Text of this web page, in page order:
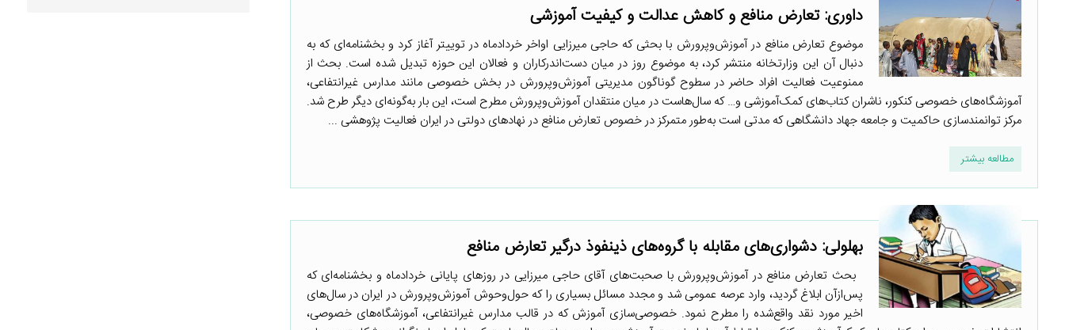
داوری: تعارض منافع و کاهش عدالت و کیفیت آموزشی
موضوع تعارض منافع در آموزش‌وپرورش با بحثی که حاجی میرزایی اواخر خردادماه در توییتر آغاز کرد و بخشنامه‌ای که به
دنبال آن این وزارتخانه منتشر کرد، به موضوع روز در میان دست‌اندرکاران و فعالان این حوزه تبدیل شده است. بحث از
ممنوعیت فعالیت افراد حاضر در سطوح گوناگون مدیریتی آموزش‌وپرورش در بخش خصوصی مانند مدارس غیرانتفاعی،
آموزشگاه‌های خصوصی کنکور، ناشران کتاب‌های کمک‌آموزشی و… که سال‌هاست در میان منتقدان آموزش‌وپرورش مطرح است، این بار به‌گونه‌ای دیگر طرح شد.
مرکز توانمندسازی حاکمیت و جامعه جهاد دانشگاهی که مدتی است به‌طور متمرکز در خصوص تعارض منافع در نهادهای دولتی در ایران فعالیت پژوهشی ...
مطالعه بیشتر
بهلولی: دشواری‌های مقابله با گروه‌های ذینفوذ درگیر تعارض منافع
بحث تعارض منافع در آموزش‌وپرورش با صحبت‌های آقای حاجی میرزایی در روزهای پایانی خردادماه و بخشنامه‌ای که
پس‌ازآن ابلاغ گردید، وارد عرصه عمومی شد و مجدد مسائل بسیاری را که حول‌وحوش آموزش‌وپرورش در ایران در سال‌های
اخیر مورد نقد واقع‌شده را مطرح نمود. خصوصی‌سازی آموزش که در قالب مدارس غیرانتفاعی، آموزشگاه‌های خصوصی،